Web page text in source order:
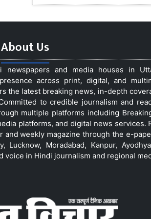
About Us
and media houses in
across print, digital, and
the latest breaking news, in-depth
to credible journalism and
multiple platforms including
platforms, and digital news services.
weekly magazine through the e-
Moradabad, Kanpur,
in Hindi journalism and regional